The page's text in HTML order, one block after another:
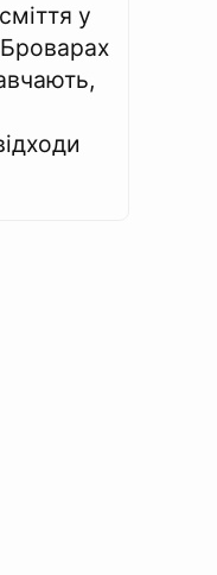
у